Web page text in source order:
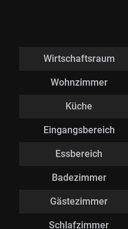
Wirtschaftsraum
Wohnzimmer
Küche
Eingangsbereich
Essbereich
Badezimmer
Gästezimmer
Schlafzimmer